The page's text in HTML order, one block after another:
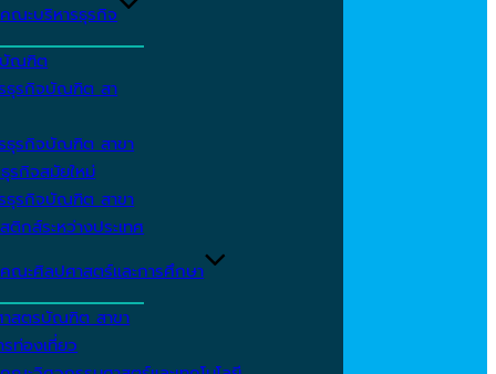
คณะบริหารธุรกิจ
ณฑิต
ธุรกิจบัณฑิต สา
ธุรกิจบัณฑิต สาขา
รกิจสมัยใหม่
ธุรกิจบัณฑิต สาขา
ติกส์ระหว่างประเทศ
คณะศิลปศาสตร์และการศึกษา
สตรบัณฑิต สาขา
ท่องเที่ยว